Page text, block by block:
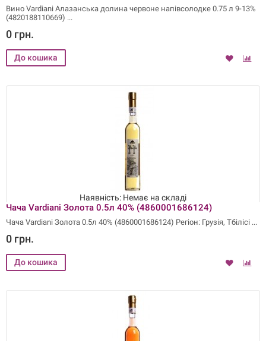
Вино Vardiani Алазанська долина червоне напівсолодке 0.75 л 9-13%
(4820188110669)
0 грн.
Наявність: Немає на складі
Чача Vardiani Золота 0.5л 40% (4860001686124)
Чача Vardiani Золота 0.5л 40% (4860001686124) Регіон: Грузія, Тбілісі
0 грн.